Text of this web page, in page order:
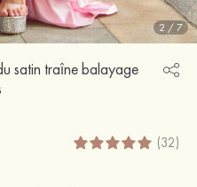
2 /7
satin traîne balayage
(32)